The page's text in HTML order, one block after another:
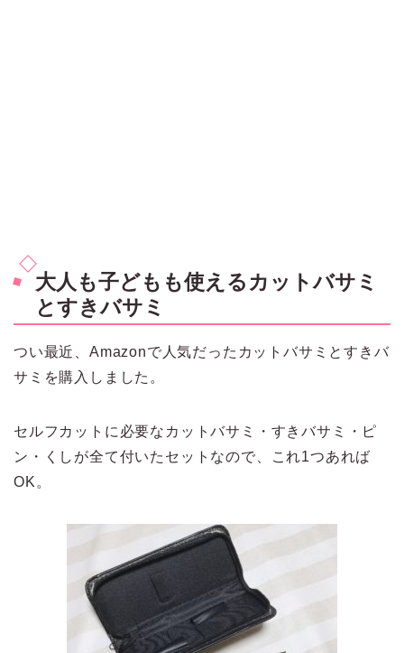
大人も子どもも使えるカットバサミ
とすきバサミ
つい最近、Amazonで人気だったカットバサミとすきバ
サミを購入しました。
セルフカットに必要なカットバサミ・すきバサミ・ピ
ン・くしが全て付いたセットなので、これ1つあれば
OK。